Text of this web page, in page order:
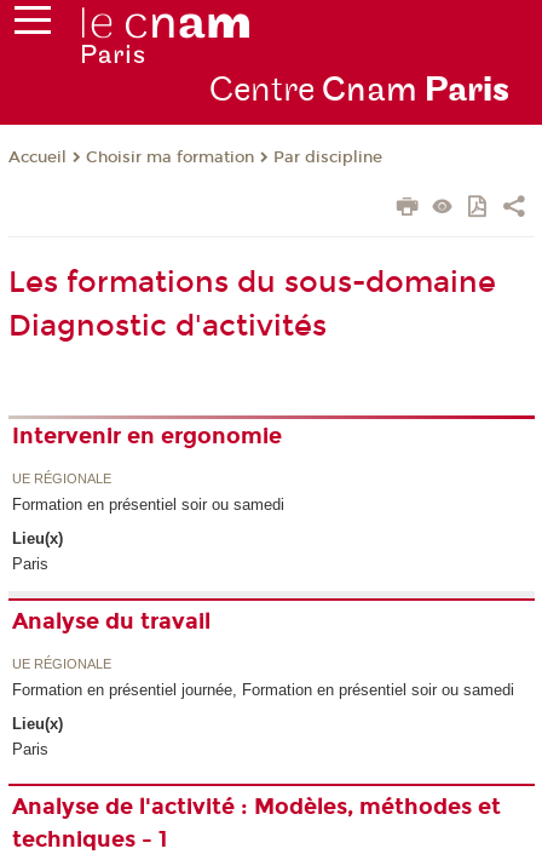
Centre Cnam Paris
Accueil Choisir ma formation Par discipline
Les formations du sous-domaine
Diagnostic d'activités
Intervenir en ergonomie
UE RÉGIONALE
Formation en présentiel soir ou samedi
Lieu(x)
Paris
Analyse du travail
UE RÉGIONALE
Formation en présentiel journée, Formation en présentiel soir ou samedi
Lieu(x)
Paris
Analyse de l'activité : Modèles, méthodes et
techniques - 1